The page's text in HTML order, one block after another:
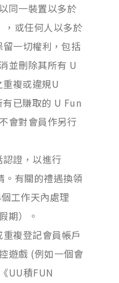
同一裝置以多於
，或任何人以多於
一切權利，包括
並刪除其所有 U
複或違規U
已賺取的 U Fun
會對會員作另行
證，以進行
。有關的禮遇換領
工作天內處理
期）。
複登記會員帳戶
遊戲 (例如一個會
UU積FUN